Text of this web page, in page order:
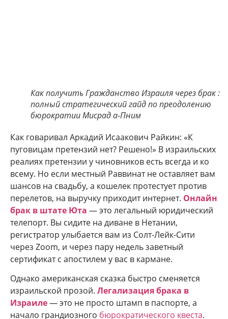
Как получить Гражданство Израиля через брак :
полный стратегический гайд по преодолению
бюрократии Мисрад а-Пним
Как говаривал Аркадий Исаакович Райкин: «К
пуговицам претензий нет? Решено!» В израильских
реалиях претензии у чиновников есть всегда и ко
всему. Но если местный Раввинат не оставляет вам
шансов на свадьбу, а кошелек протестует против
перелетов, на выручку приходит интернет. Онлайн
брак в штате Юта — это легальный юридический
телепорт. Вы сидите на диване в Нетании,
регистратор улыбается вам из Солт-Лейк-Сити
через Zoom, и через пару недель заветный
сертификат с апостилем у вас в кармане.
Однако американская сказка быстро сменяется
израильской прозой. Легализация брака в
Израиле— это не просто штамп в паспорте, а
начало грандиозного бюрократического квеста.